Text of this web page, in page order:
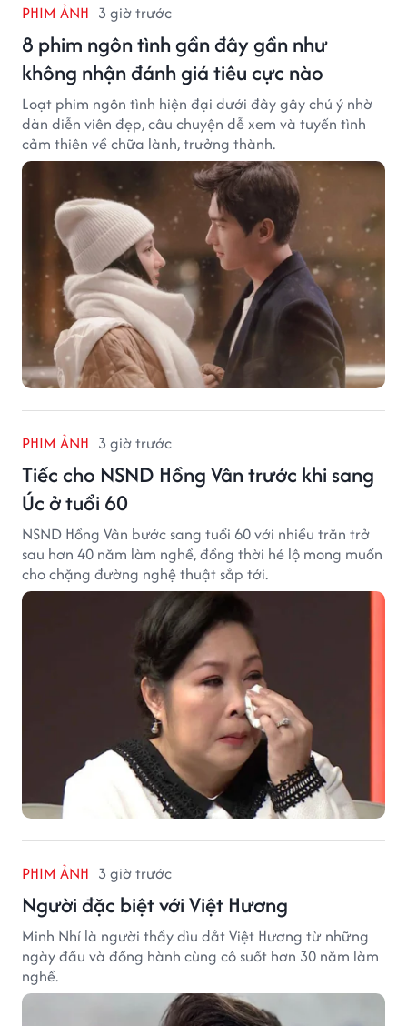
PHIM ẢNH 3 giờ trước
8 phim ngôn tình gần đây gần như
không nhận đánh giá tiêu cực nào
Loạt phim ngôn tình hiện đại dưới đây gây chú ý nhờ
dàn diễn viên đẹp, câu chuyện dễ xem và tuyến tình
cảm thiên về chữa lành, trưởng thành.
PHIM ẢNH 3 giờ trước
Tiếc cho NSND Hồng Vân trước khi sang
Úc ở tuổi 60
NSND Hồng Vân bước sang tuổi 60 với nhiều trăn trở
sau hơn 40 năm làm nghề, đồng thời hé lộ mong muốn
cho chặng đường nghệ thuật sắp tới.
PHIM ẢNH 3 giờ trước
Người đặc biệt với Việt Hương
Minh Nhí là người thầy dìu dắt Việt Hương từ những
ngày đầu và đồng hành cùng cô suốt hơn 30 năm làm
nghề.